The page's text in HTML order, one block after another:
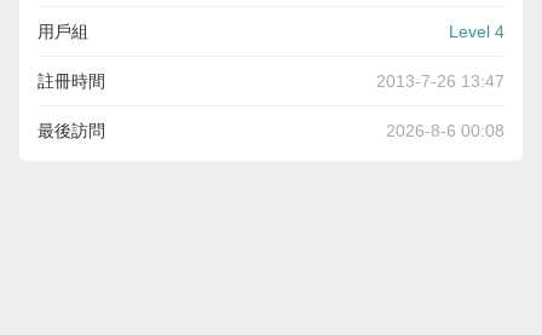
用戶組 Level 4
註冊時間 2013-7-26 13:47
最後訪問 2026-8-6 00:08